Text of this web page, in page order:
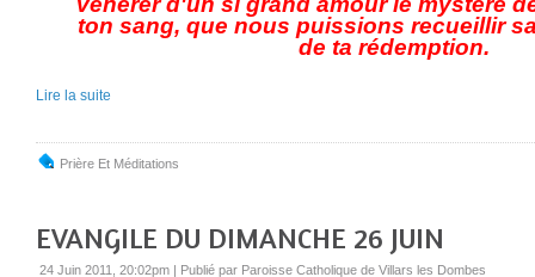
ton sang, que nous puissions recueillir
de ta rédemption.
Lire la suite
Prière Et Méditations
EVANGILE DU DIMANCHE 26 JUIN
24 Juin 2011, 20:02pm | Publié par Paroisse Catholique de Villars les Dombes